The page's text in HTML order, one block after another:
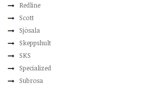
Redline
Scott
Sjösala
Skeppshult
SKS
Specialized
Subrosa